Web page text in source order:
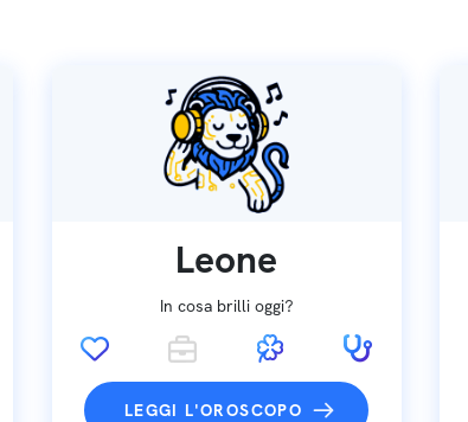
Leone
In cosa brilli oggi?
LEGGI L'OROSCOPO